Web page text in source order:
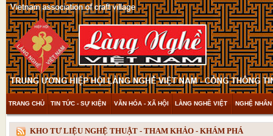
TRANG CHỦ TIN TỨC - SỰ KIỆN VĂN HÓA - XÃ HỘI LÀNG NGHỀ VIỆT NGHỆ
THAM KHẢO & KHÁM PHÁ VIDEO
KHO TƯ LIỆU NGHỆ THUẬT - THAM KHẢO - KHÁM PHÁ